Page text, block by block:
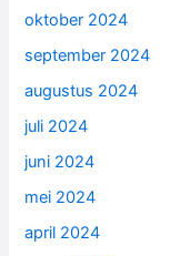
oktober 2024
september 2024
augustus 2024
juli 2024
juni 2024
mei 2024
april 2024